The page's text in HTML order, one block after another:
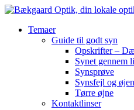
Temaer
Guide til godt syn
Opskrifter –
Synet gennem
Synsprøve
Synsfejl og
Tørre øjne
Kontaktlinser